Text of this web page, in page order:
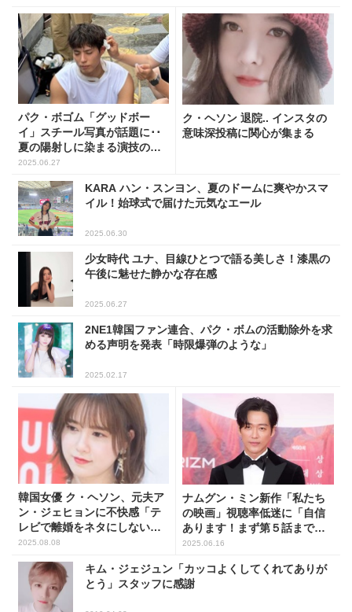
パク・ボゴム「グッドボー
イ」スチール写真が話題に･･
夏の陽射しに染まる演技の情
熱
2025.06.27
ク・ヘソン 退院.. インスタの
意味深投稿に関心が集まる
KARA ハン・スンヨン、夏のドームに爽やかスマ
イル！始球式で届けた元気なエール
2025.06.30
少女時代 ユナ、目線ひとつで語る美しさ！漆黒の
午後に魅せた静かな存在感
2025.06.27
2NE1韓国ファン連合、パク・ボムの活動除外を求
める声明を発表「時限爆弾のような」
2025.02.17
韓国女優 ク・ヘソン、元夫ア
ン・ジェヒョンに不快感「テ
レビで離婚をネタにしない
で」
2025.08.08
ナムグン・ミン新作「私たち
の映画」視聴率低迷に「自信
あります！まず第５話まで」
と訴えかけ
2025.06.16
キム・ジェジュン「カッコよくしてくれてありが
とう」スタッフに感謝